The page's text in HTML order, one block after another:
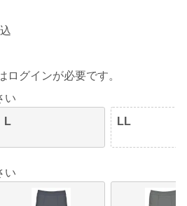
ログインが必要です。
い
L LL
い